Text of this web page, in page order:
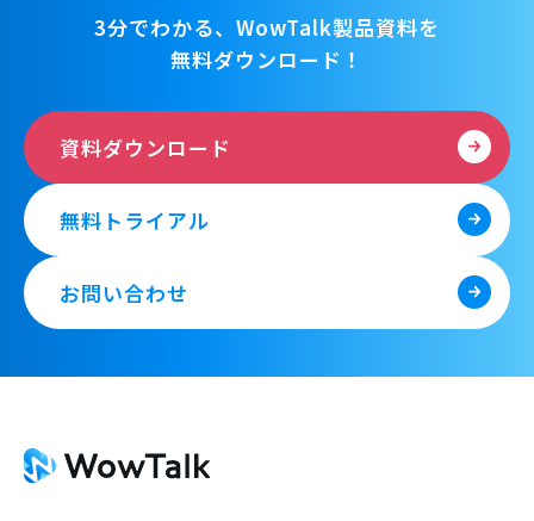
3分でわかる、WowTalk製品資料を
無料ダウンロード！
資料ダウンロード
無料トライアル
お問い合わせ